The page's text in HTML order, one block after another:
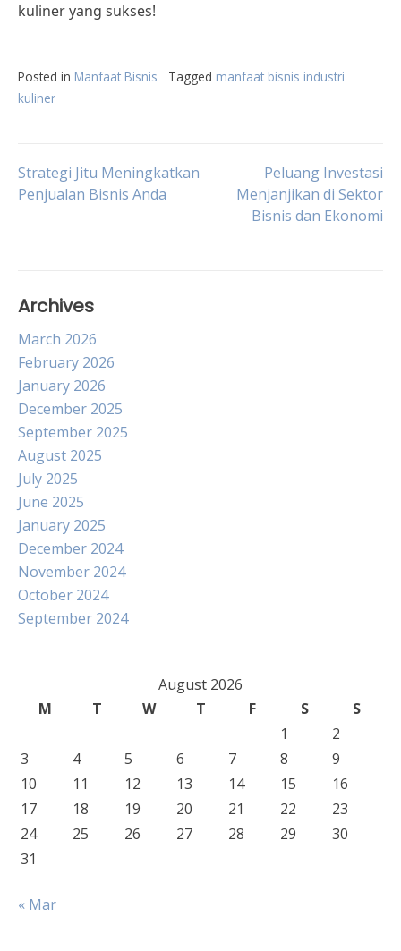
kuliner yang sukses!
Posted in Manfaat Bisnis Tagged manfaat bisnis industri
kuliner
Post
Strategi Jitu Meningkatkan
Penjualan Bisnis Anda
Peluang Investasi
Menjanjikan di Sektor
Bisnis dan Ekonomi
Archives
March 2026
February 2026
January 2026
December 2025
September 2025
August 2025
July 2025
June 2025
January 2025
December 2024
November 2024
October 2024
September 2024
August 2026
M
T W T F S
S
1
2
3
4 5 6 7 8
9
10
11 12 13 14 15
16
17
18 19 20 21 22
23
24
25 26 27 28 29
30
31
« Mar